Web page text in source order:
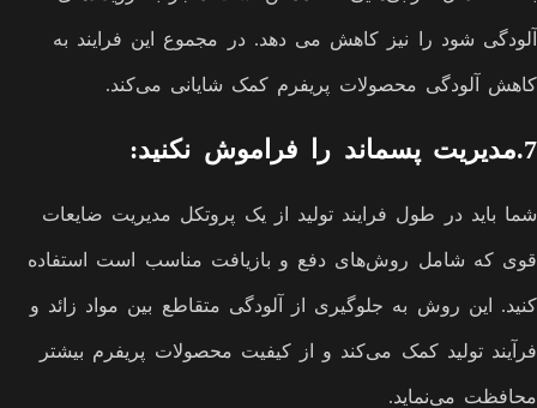
آلودگی شود را نیز کاهش می دهد. در مجموع این فرایند به
کاهش آلودگی محصولات پریفرم کمک شایانی می‌کند.
7.مدیریت پسماند را فراموش نکنید:
شما باید در طول فرایند تولید از یک پروتکل مدیریت ضایعات
قوی که شامل روش‌های دفع و بازیافت مناسب است استفاده
کنید. این روش به جلوگیری از آلودگی متقاطع بین مواد زائد و
فرآیند تولید کمک می‌کند و از کیفیت محصولات پریفرم بیشتر
محافظت می‌نماید.